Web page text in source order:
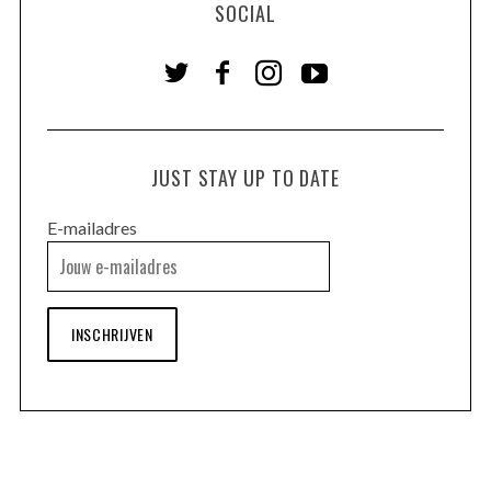
SOCIAL
JUST STAY UP TO DATE
E-mailadres
INSCHRIJVEN